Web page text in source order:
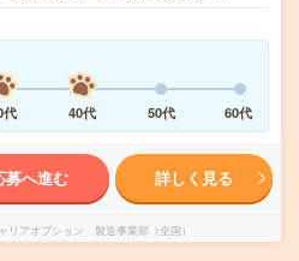
代 40代 50代 60代
募へ進む 詳しく見る
リアオプション 製造事業部（全国）